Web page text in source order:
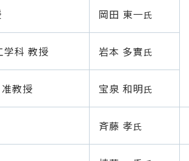
岡田 東一氏
学科 教授 岩本 多實氏
教授 宝泉 和明氏
斉藤 孝氏